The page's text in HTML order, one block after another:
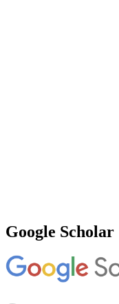
Google Scholar